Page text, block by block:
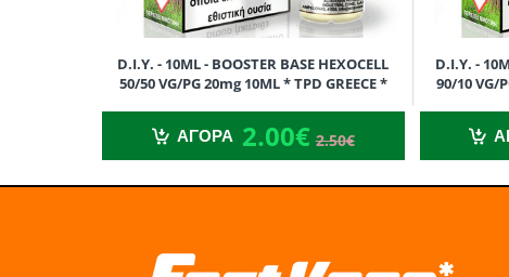
ΕΧΕΙ ΤΕΛΕΙΑ ΤΟΠΟΘΕΤΗΜΕΝΗ ΤΗΝ
D.I.Y. - 10ML - BOOSTER BASE HEXOCELL
50/50 VG/PG 20mg 10ML * TPD GREECE *
2.00€ 2.50€
ΑΓΟΡΑ 2.00€ 2.50€
D.I.Y. -
90/10 VG/